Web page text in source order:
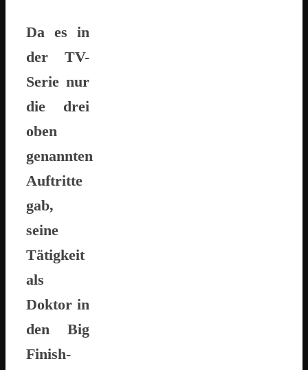
Da es in
der TV-
Serie nur
die drei
oben
genannten
Auftritte
gab,
seine
Tätigkeit
als
Doktor in
den Big
Finish-